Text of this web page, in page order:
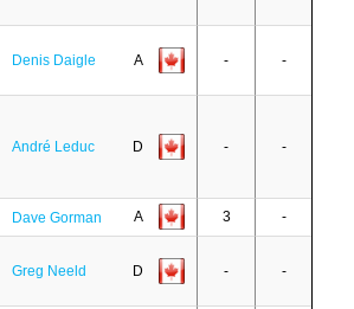
Denis Daigle A - -
André Leduc D - -
Dave Gorman A 3 -
Greg Neeld D - -